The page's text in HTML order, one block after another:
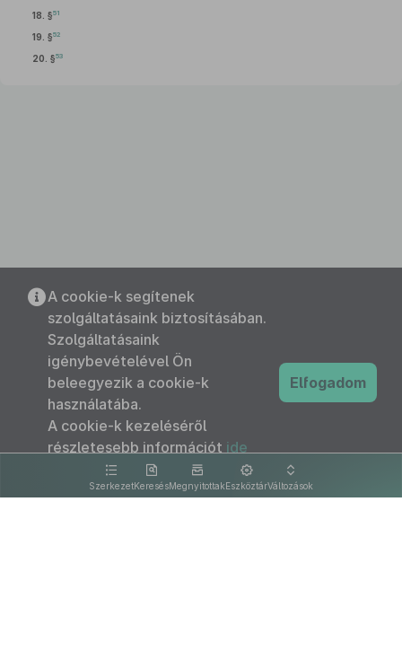
18. §51
19. §52
20. §53
SzerkezetKeresésMegnyitottakEszköztárVáltozások
A cookie-k segítenek
szolgáltatásaink biztosításában.
Szolgáltatásaink
igénybevételével Ön
beleegyezik a cookie-k
használatába.
A cookie-k kezeléséről
részletesebb információt ide
kattintva olvashat.
Elfogadom